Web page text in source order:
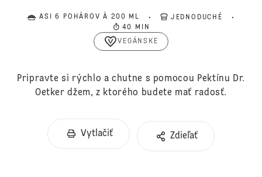
ASI 6 POHÁROV À 200 ML
JEDNODUCHÉ
40 MIN
VEGÁNSKE
Pripravte si rýchlo a chutne s pomocou Pektínu Dr.
Oetker džem, z ktorého budete mať radosť.
Vytlačiť Zdieľať